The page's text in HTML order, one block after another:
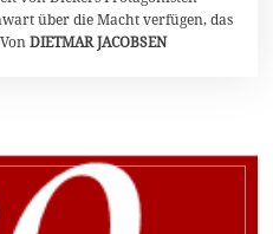
über die Macht verfügen, das
DIETMAR JACOBSEN